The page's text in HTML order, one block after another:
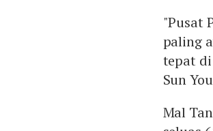
"Pusat
paling
tepat di
Sun
Mal